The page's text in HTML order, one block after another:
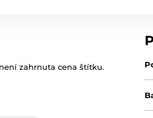
zahrnuta cena štítku.